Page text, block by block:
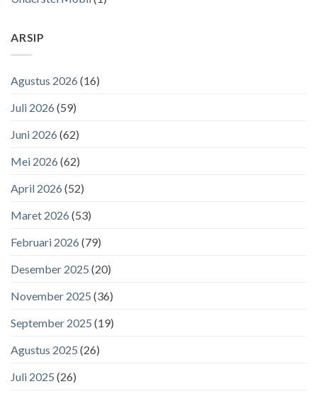
ARSIP
Agustus 2026 (16)
Juli 2026 (59)
Juni 2026 (62)
Mei 2026 (62)
April 2026 (52)
Maret 2026 (53)
Februari 2026 (79)
Desember 2025 (20)
November 2025 (36)
September 2025 (19)
Agustus 2025 (26)
Juli 2025 (26)